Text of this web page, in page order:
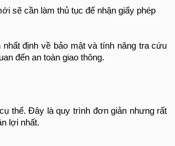
sẽ cần làm thủ tục để nhận giấy phép
định về bảo mật và tính năng tra cứu
đến an toàn giao thông.
thể. Đây là quy trình đơn giản nhưng rất
lợi nhất.